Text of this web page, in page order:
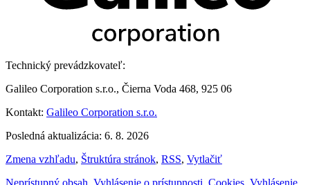
Technický prevádzkovateľ:
Galileo Corporation s.r.o., Čierna Voda 468, 925 06
Kontakt: Galileo Corporation s.r.o.
Posledná aktualizácia: 6. 8. 2026
Zmena vzhľadu, Štruktúra stránok, RSS, Vytlačiť
Neprístupný obsah Vyhlásenie o prístupnosti Cookies Vyhlásenie